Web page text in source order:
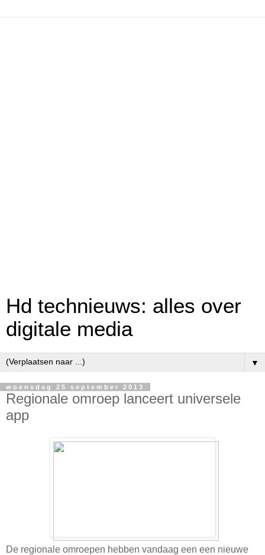
Hd technieuws: alles over
digitale media
▼
woensdag 25 september 2013
Regionale omroep lanceert universele
app
De regionale omroepen hebben vandaag een een nieuwe